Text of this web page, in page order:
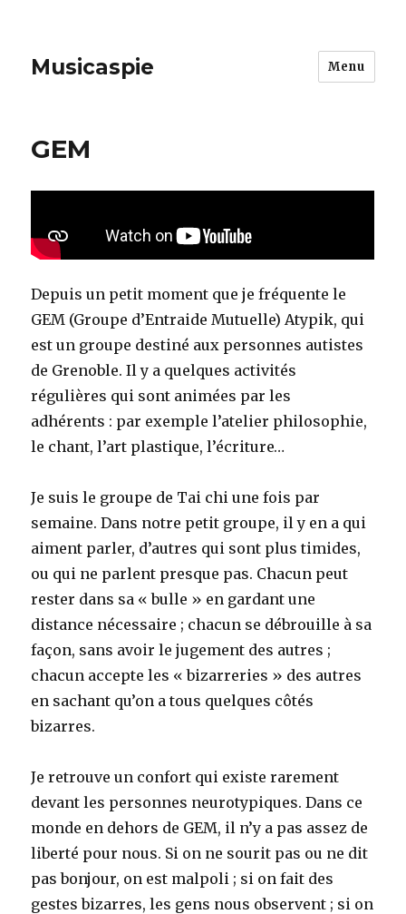
Musicaspie Menu
GEM
Depuis un petit moment que je fréquente le
GEM (Groupe d’Entraide Mutuelle) Atypik, qui
est un groupe destiné aux personnes autistes
de Grenoble. Il y a quelques activités
régulières qui sont animées par les
adhérents : par exemple l’atelier philosophie,
le chant, l’art plastique, l’écriture…
Je suis le groupe de Tai chi une fois par
semaine. Dans notre petit groupe, il y en a qui
aiment parler, d’autres qui sont plus timides,
ou qui ne parlent presque pas. Chacun peut
rester dans sa « bulle » en gardant une
distance nécessaire ; chacun se débrouille à sa
façon, sans avoir le jugement des autres ;
chacun accepte les « bizarreries » des autres
en sachant qu’on a tous quelques côtés
bizarres.
Je retrouve un confort qui existe rarement
devant les personnes neurotypiques. Dans ce
monde en dehors de GEM, il n’y a pas assez de
liberté pour nous. Si on ne sourit pas ou ne dit
pas bonjour, on est malpoli ; si on fait des
gestes bizarres, les gens nous observent ; si on